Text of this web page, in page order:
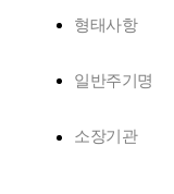
형태사항
일반주기명
소장기관